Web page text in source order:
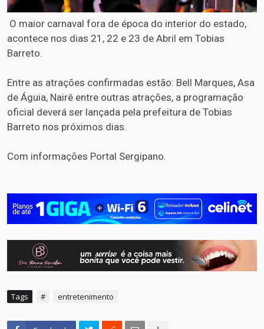
O maior carnaval fora de época do interior do estado,
acontece nos dias 21, 22 e 23 de Abril em Tobias
Barreto.
Entre as atrações confirmadas estão: Bell Marques, Asa
de Águia, Nairê entre outras atrações, a programação
oficial deverá ser lançada pela prefeitura de Tobias
Barreto nos próximos dias.
Com informações Portal Sergipano.
Tags # entretenimento